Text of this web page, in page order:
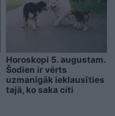
Horoskopi 5. augustam.
Šodien ir vērts
uzmanīgāk ieklausīties
tajā, ko saka citi